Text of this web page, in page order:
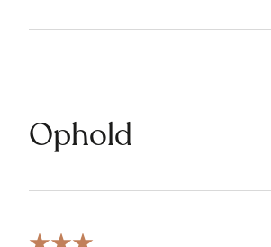
Ophold